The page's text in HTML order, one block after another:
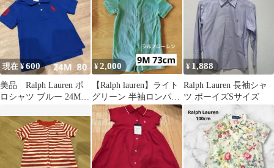
現在 ¥600
美品 Ralph Lauren ポ
ロシャツ ブルー 24M
¥2,000
【Ralph lauren】ライト
グリーン 半袖ロンパー
ス 9M 73
¥ 1,888
Ralph Lauren 長袖シャ
ツ ボーイズSサイズ